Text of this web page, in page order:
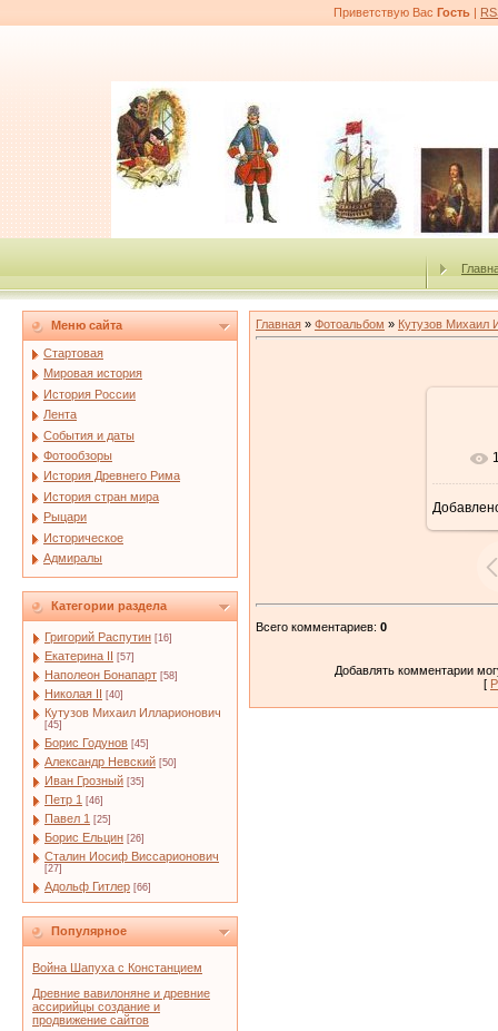
Приветствую Вас Гость |
Меню сайта
Стартовая
Мировая история
История России
Лента
События и даты
Фотообзоры
История Древнего Рима
История стран мира
Рыцари
Историческое
Адмиралы
Категории раздела
Григорий Распутин [16]
Екатерина II [57]
Наполеон Бонапарт [58]
Николая II [40]
Кутузов Михаил Илларионович
[45]
Борис Годунов [45]
Александр Невский [50]
Иван Грозный [35]
Петр 1 [46]
Павел 1 [25]
Борис Ельцин [26]
Сталин Иосиф Виссарионович
[27]
Адольф Гитлер [66]
Популярное
Война Шапуха с Констанцием
Древние вавилоняне и древние
ассирийцы создание и
продвижение сайтов
Главная » Фотоальбом » Кутузов Михаил
Всего комментариев: 0
Добавлять комментарии
[